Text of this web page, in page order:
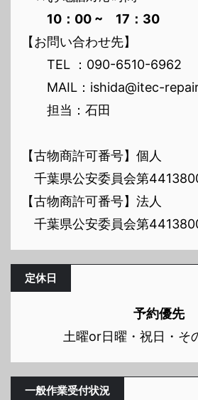
10：00 ~ 17：30
【お問い合わせ先】
TEL ：090-6510-6962
MAIL：ishida@itec-
担当：石田
【古物商許可番号】個人
千葉県公安委員会第
【古物商許可番号】法人
千葉県公安委員会第
定休日
予約優先
土曜or日曜・祝日・そ
一般作業受付状況